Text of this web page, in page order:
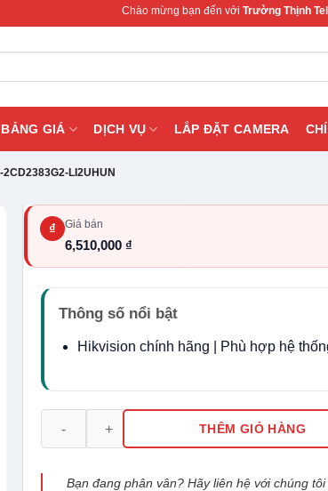
Chào mừng bạn đến vớiTrường Thịnh Telecom–
BẢNG GIÁ DỊCH VỤ LẮP ĐẶT CAMERA
LI2UHUN
₫ Giá bán
6,510,000 ₫
Thông số nổi bật
Hikvision chính hãng | Phù hợp hệ
Camera IP Hikvision DS-2CD2383G2-LI2UHUN
THÊM GIỎ HÀNG
Bạn đang phân vân? Hãy liên hệ với chúng